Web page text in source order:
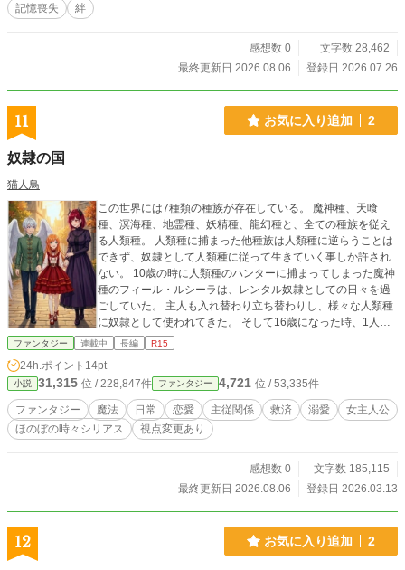
記憶喪失
絆
感想数 0
文字数 28,462
最終更新日 2026.08.06
登録日 2026.07.26
11 お気に入り追加 2
奴隷の国
猫人鳥
この世界には7種類の種族が存在している。 魔神種、天喰
種、溟海種、地霊種、妖精種、龍幻種と、全ての種族を従え
る人類種。 人類種に捕まった他種族は人類種に逆らうことは
できず、奴隷として人類種に従って生きていく事しか許され
ない。 10歳の時に人類種のハンターに捕まってしまった魔神
種のフィール・ルシーラは、レンタル奴隷としての日々を過
ごしていた。 主人も入れ替わり立ち替わりし、様々な人類種
に奴隷として使われてきた。 そして16歳になった時、1人の
少女に買われた。 その少女は人類種でありながら、今までの
ファンタジー 連載中 長編 R15
24h.ポイント 14pt
小説 31,315 位 / 228,847件 ファンタジー 4,721 位 / 53,335件
ファンタジー 魔法 日常 恋愛 主従関係 救済 溺愛
女主人公
ほのぼの時々シリアス
視点変更あり
感想数 0
文字数 185,115
最終更新日 2026.08.06
登録日 2026.03.13
12 お気に入り追加 2